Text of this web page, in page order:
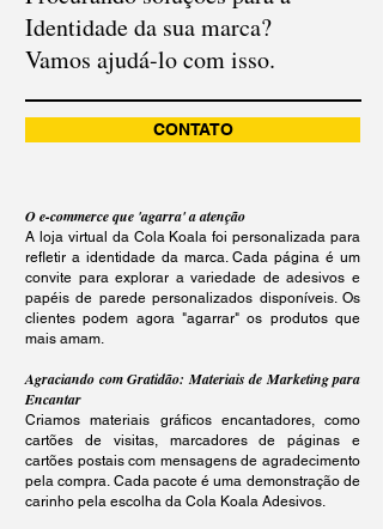
Identidade da sua marca?
Vamos ajudá-lo com isso.
CONTATO
O e-commerce que 'agarra' a atenção
A loja virtual da Cola Koala foi personalizada para
refletir a identidade da marca. Cada página é um
convite para explorar a variedade de adesivos e
papéis de parede personalizados disponíveis. Os
clientes podem agora "agarrar" os produtos que
mais amam.
Agraciando com Gratidão: Materiais de Marketing para
Encantar
Criamos materiais gráficos encantadores, como
cartões de visitas, marcadores de páginas e
cartões postais com mensagens de agradecimento
pela compra. Cada pacote é uma demonstração de
carinho pela escolha da Cola Koala Adesivos.